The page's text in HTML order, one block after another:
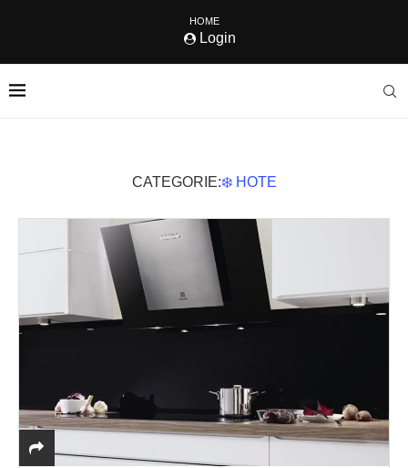
HOME
Login
CATEGORIE:❄️ HOTE